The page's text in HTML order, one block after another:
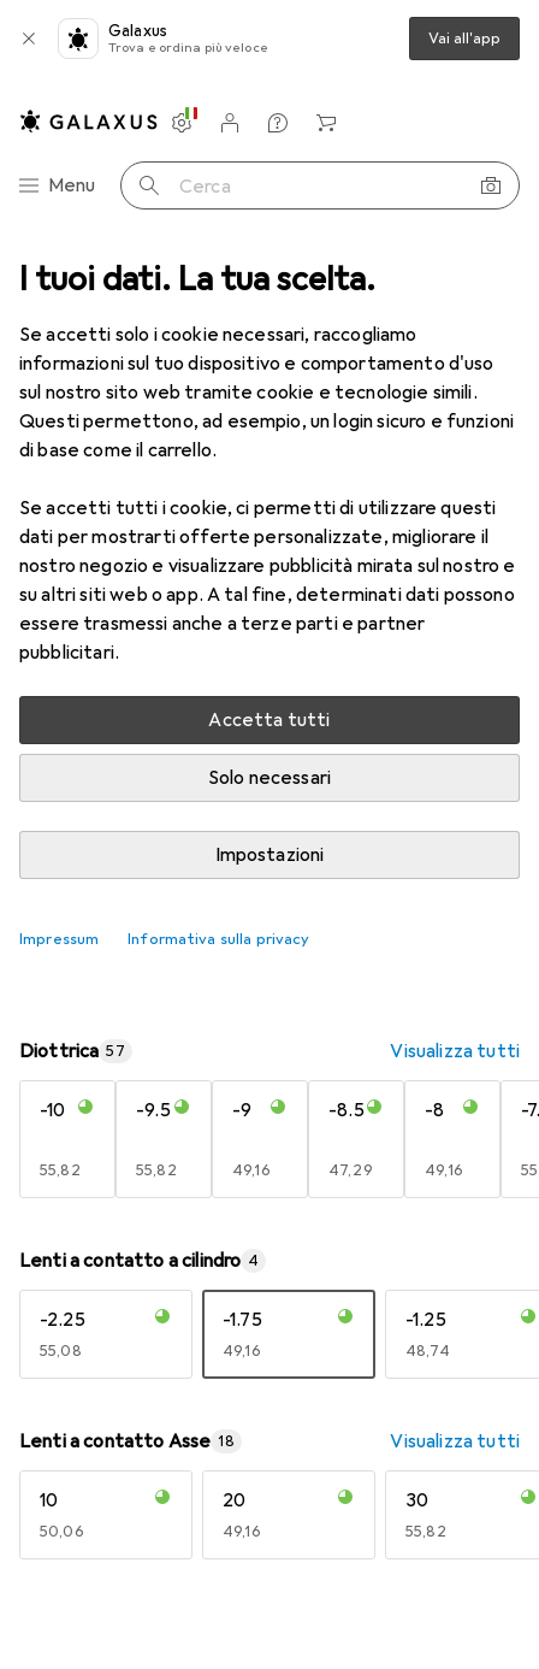
I tuoi dati. La tua scelta.
Se accetti solo i cookie necessari, raccogliamo
informazioni sul tuo dispositivo e comportamento d'uso
sul nostro sito web tramite cookie e tecnologie simili.
Questi permettono, ad esempio, un login sicuro e funzioni
di base come il carrello.
Se accetti tutti i cookie, ci permetti di utilizzare questi
dati per mostrarti offerte personalizzate, migliorare il
nostro negozio e visualizzare pubblicità mirata sul nostro e
su altri siti web o app. A tal fine, determinati dati possono
essere trasmessi anche a terze parti e partner
pubblicitari.
Accetta tutti
Solo necessari
Impostazioni
Impressum Informativa sulla privacy
Galaxus
Trova e ordina più veloce Vai all'app
Categoria Navigazione
Menu Cerca
Impostazioni
Conto cliente
Liste di confronto
Liste dei desideri
Carrello
Lenti a contatto Air Optix più HydraGlyde per l'astigmatismo
1 Immagine
Air Optix più HydraGlyde per
-6, Obiettivo mensile, 6 pz., Torico
Prezzo in EUR IVA incl.
EUR
49,16 EUR
8,20/1pz.
Consegna tra lun, 17/8 e mer, 19/8
Più di 10 pezzi in stock presso il fornitore
Aggiungi al carrello
Diottrica 57 Visualizza tutti
-10
EUR
55,82
-9.5
EUR
55,82
-9
EUR
49,16
-8.5
EUR
47,29
-8
EUR
49,16
-
Lenti a contatto a cilindro 4
-2.25
EUR
55,08
-1.75
EUR
49,16
-1.25
EUR
48,74
Lenti a contatto Asse 18 Visualizza tutti
10
EUR
50,06
20
EUR
49,16
30
EUR
55,82